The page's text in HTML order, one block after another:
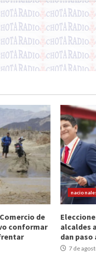
de
conformar
alcaldes
dan
7 de